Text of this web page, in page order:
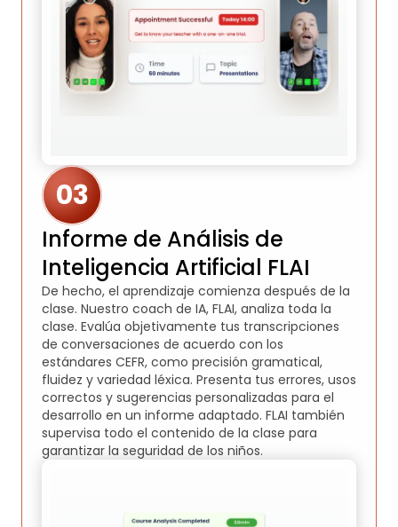
03
Informe de Análisis de
Inteligencia Artificial FLAI
De hecho, el aprendizaje comienza después de la
clase. Nuestro coach de IA, FLAI, analiza toda la
clase. Evalúa objetivamente tus transcripciones
de conversaciones de acuerdo con los
estándares CEFR, como precisión gramatical,
fluidez y variedad léxica. Presenta tus errores, usos
correctos y sugerencias personalizadas para el
desarrollo en un informe adaptado. FLAI también
supervisa todo el contenido de la clase para
garantizar la seguridad de los niños.